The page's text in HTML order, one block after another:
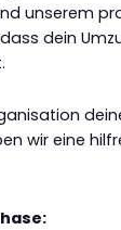
unserem
dein
wir eine